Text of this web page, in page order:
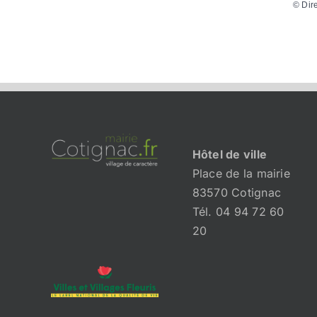
©
Hôtel de ville
Place de la mairie
83570 Cotignac
Tél. 04 94 72 60
20